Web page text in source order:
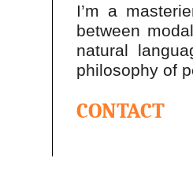
I’m a
between
natural
philosophy of
CONTACT